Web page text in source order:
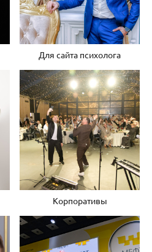
Для сайта психолога
Корпоративы